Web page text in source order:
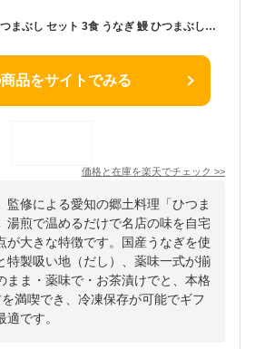
うなぎ割烹 一愼 一愼ひつまぶし セット 3食 うなぎ 鰻 ひつまぶし【送料無料】 / お取り寄せ 通販 プレゼント ギフト お歳暮 おすすめ /
品をサイトでみる
価格と在庫を楽天でチェック >>
監修による愛知の郷土料理「ひつま
湯煎で温めるだけで名店の味を自宅
が大きな特徴です。国産うなぎを使
特製吸い地（だし）、薬味一式が揃
まま・薬味で・お茶漬けでと、本格
満喫でき、冷凍保存が可能でギフ
適です。